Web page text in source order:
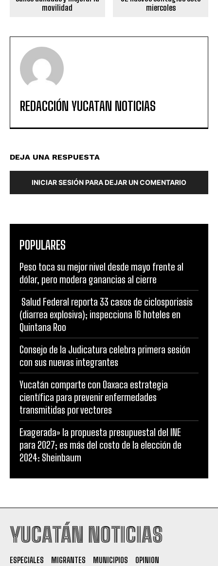
movilidad
miercoles
REDACCIÓN YUCATAN NOTICIAS
DEJA UNA RESPUESTA
INICIAR SESIÓN PARA DEJAR UN COMENTARIO
POPULARES
Peso toca su mejor nivel desde mayo frente al
dólar, pero modera ganancias al cierre
Salud Federal reporta 33 casos de ciclosporiasis
(diarrea explosiva); inspecciona 16 hoteles en
Quintana Roo
Consejo de la Judicatura celebra primera sesión
con sus nuevas integrantes
Yucatán comparte con Oaxaca estrategia
científica para prevenir enfermedades
transmitidas por vectores
Exagerada» la propuesta presupuestal del INE
para 2027; es más del costo de la elección de
2024: Sheinbaum
YUCATÁN NOTICIAS
ESPECIALES MIGRANTES MUNICIPIOS
OPINION